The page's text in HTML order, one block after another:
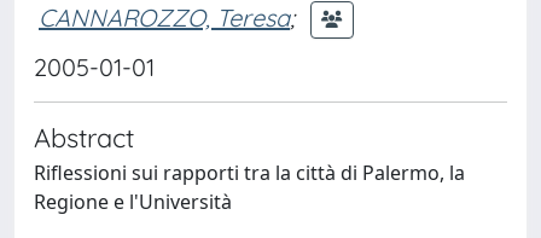
CANNAROZZO, Teresa;
2005-01-01
Abstract
Riflessioni sui rapporti tra la città di Palermo, la
Regione e l'Università